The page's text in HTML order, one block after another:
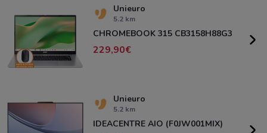
Unieuro
5.2 km
CHROMEBOOK 315 CB3158H88G3
229,90
Unieuro
5.2 km
IDEACENTRE AIO (F0JW001MIX)